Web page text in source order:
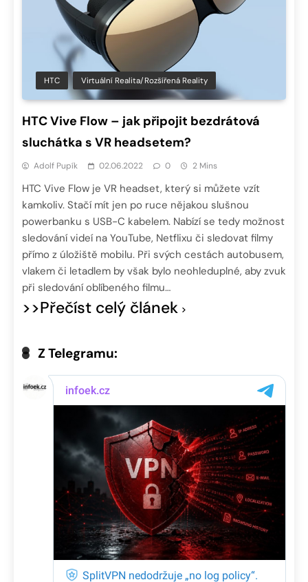
HTC Virtuální Realita/Rozšířená Reality
HTC Vive Flow – jak připojit bezdrátová
sluchátka s VR headsetem?
Adolf Pupík 02.06.2022 0 2 Mins
HTC Vive Flow je VR headset, který si můžete vzít
kamkoliv. Stačí mít jen po ruce nějakou slušnou
powerbanku s USB-C kabelem. Nabízí se tedy možnost
sledování videí na YouTube, Netflixu či sledovat filmy
přímo z úložiště mobilu. Při svých cestách autobusem,
vlakem či letadlem by však bylo neohleduplné, aby zvuk
při sledování oblíbeného filmu…
>>Přečíst celý článek
Z Telegramu: